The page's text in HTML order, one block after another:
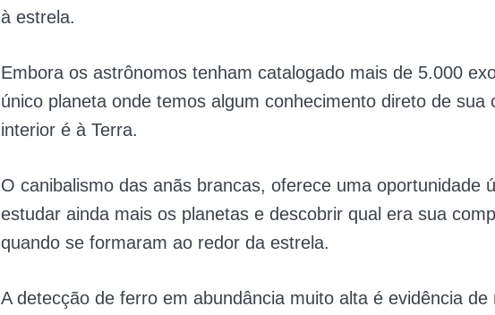
à estrela.
Embora os astrônomos tenham catalogado mais de 5.000
único planeta onde temos algum conhecimento direto de sua
interior é à Terra.
O canibalismo das anãs brancas, oferece uma oportunidade
estudar ainda mais os planetas e descobrir qual era sua
quando se formaram ao redor da estrela.
A detecção de ferro em abundância muito alta é evidência de